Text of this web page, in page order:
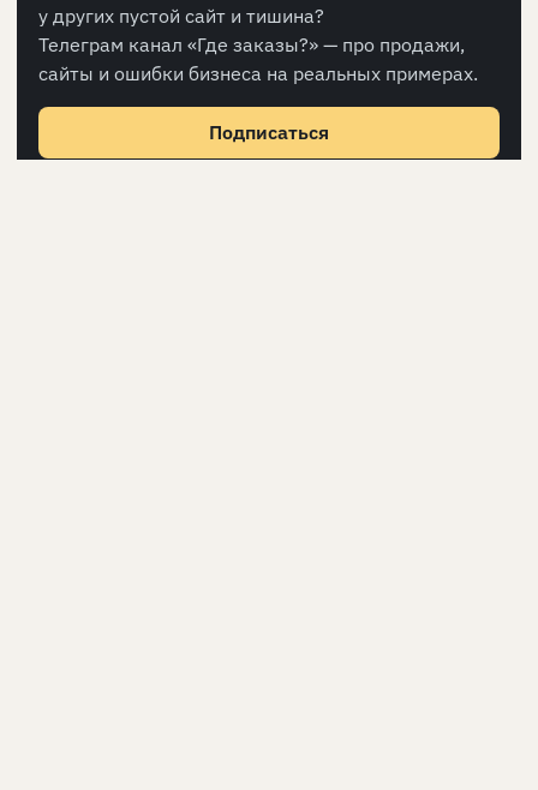
у других пустой сайт и тишина?
Телеграм канал «Где заказы?» — про продажи,
сайты и ошибки бизнеса на реальных примерах.
Подписаться